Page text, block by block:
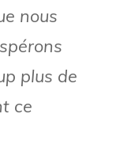
nous
plus de
ce